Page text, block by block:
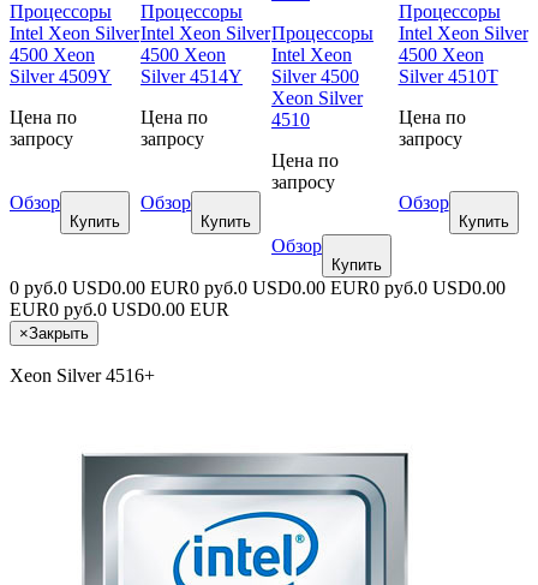
Процессоры
Intel Xeon Silver
4500 Xeon
Silver 4509Y
Цена по
запросу
Обзор
Купить
Процессоры
Intel Xeon Silver
4500 Xeon
Silver 4514Y
Цена по
запросу
Обзор
Купить
Процессоры
Intel Xeon
Silver 4500
Xeon Silver
4510
Цена по
запросу
Обзор
Купить
Процессоры
Intel Xeon Silver
4500 Xeon
Silver 4510T
Цена по
запросу
Обзор
Купить
0 руб.0 USD0.00 EUR0 руб.0 USD0.00 EUR0 руб.0 USD0.00
EUR0 руб.0 USD0.00 EUR
×Закрыть
Xeon Silver 4516+